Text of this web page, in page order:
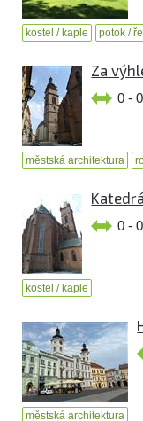
kostel / kaple potok /
Za
0 -
městská architektura
0 -
kostel / kaple
městská architektura